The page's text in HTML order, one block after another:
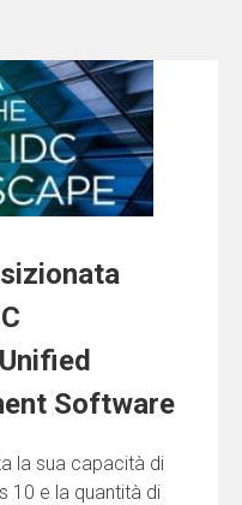
Software
la sua capacità di
10 e la quantità di